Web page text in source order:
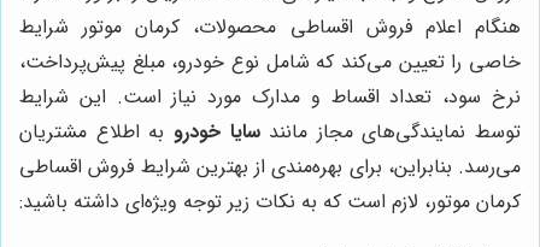
هنگام اعلام فروش اقساطی محصولات، کرمان موتور شرایط
خاصی را تعیین می‌کند که شامل نوع خودرو، مبلغ پیش‌پرداخت،
نرخ سود، تعداد اقساط و مدارک مورد نیاز است. این شرایط
توسط نمایندگی‌های مجاز مانندسایا خودرو به اطلاع مشتریان
می‌رسد. بنابراین، برای بهره‌مندی از بهترین شرایط فروش اقساطی
کرمان موتور، لازم است که به نکات زیر توجه ویژه‌ای داشته باشید: